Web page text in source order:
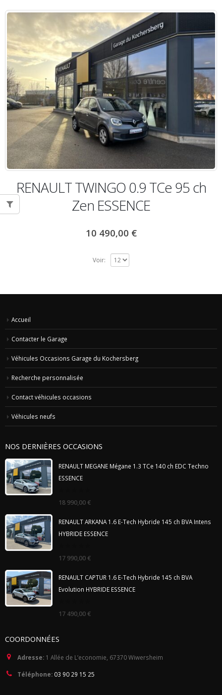
RENAULT TWINGO 0.9 TCe 95 ch
Zen ESSENCE
10 490,00 €
Voir:
Accueil
Contacter le Garage
Véhicules Occasions Garage du Kochersberg
Recherche personnalisée
Contact véhicules occasions
Véhicules neufs
NOS DERNIÈRES OCCASIONS
RENAULT MEGANE Mégane 1.3 TCe 140 ch EDC Techno
ESSENCE
out
18 990,00 €
RENAULT ARKANA 1.6 E-Tech Hybride 145 ch BVA Intens
HYBRIDE ESSENCE
out
17 990,00 €
RENAULT CAPTUR 1.6 E-Tech Hybride 145 ch BVA
Evolution HYBRIDE ESSENCE
out
17 490,00 €
COORDONNÉES
Adresse: 1 Allée de L’economie, 67370 Wiwersheim
Téléphone: 03 90 29 15 25